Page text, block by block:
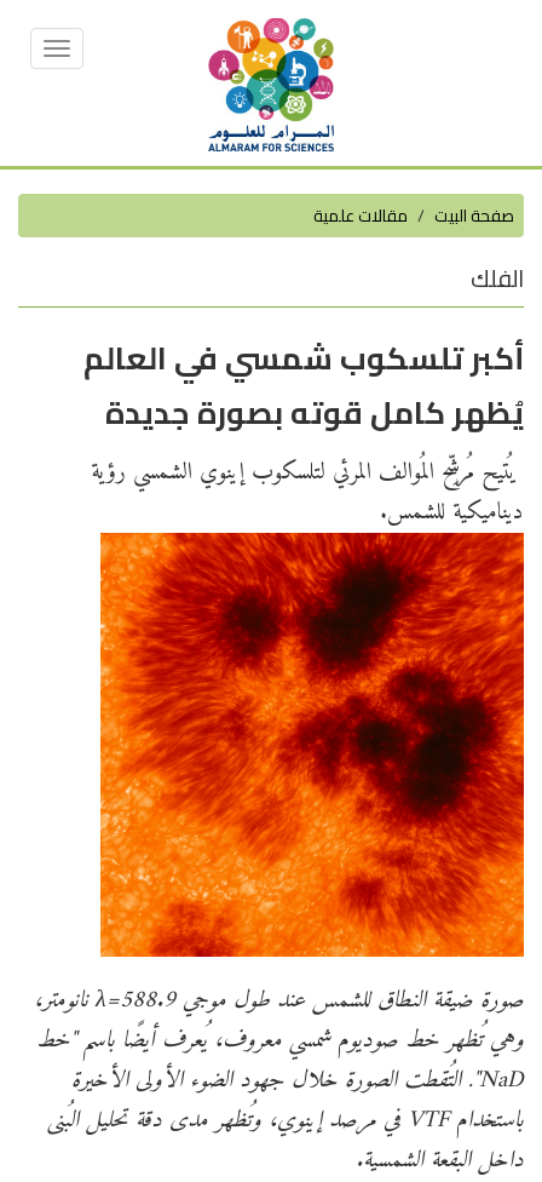
Toggle
صفحة البيت مقالات علمية
الفلك
أكبر تلسكوب شمسي في العالم
يُظهر كامل قوته بصورة جديدة
يُتيح مُرشِّح المُوالف المرئي لتلسكوب إينوي الشمسي رؤية
ديناميكية للشمس.
صورة ضيقة النطاق للشمس عند طول موجي λ=588.9 نانومتر،
وهي تُظهر خط صوديوم شمسي معروف، يُعرف أيضًا باسم "خط
NaD". التُقطت الصورة خلال جهود الضوء الأولى الأخيرة
باستخدام VTF في مرصد إينوي، وتُظهر مدى دقة تحليل البُنى
داخل البقعة الشمسية.